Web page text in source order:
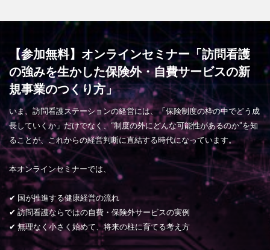
【参加無料】オンラインセミナー「訪問看護
の強みを生かした保険外・自費サービスの新
規事業のつくり方」
いま、訪問看護ステーションの経営には、「保険制度の枠の中でどう成
長していくか」だけでなく、“制度の外にどんな可能性があるのか”を知
ることが、これからの経営判断に直結する時代になっています。
本オンラインセミナーでは、
✔ 国が推進する健康経営の流れ
✔ 訪問看護ならではの自費・保険外サービスの実例
✔ 無理なく小さく始めて、将来の柱に育てる考え方